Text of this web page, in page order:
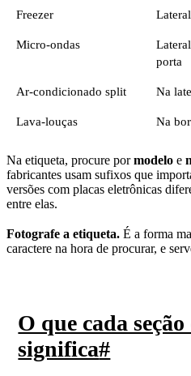
Freezer
Micro-ondas
porta
Ar-condicionado split Na
Lava-louças Na
Na etiqueta, procure pormodelo e
fabricantes usam sufixos que
versões com placas eletrônicas
entre elas.
Fotografe a etiqueta. É a forma
caractere na hora de procurar, e
O que cada
significa#